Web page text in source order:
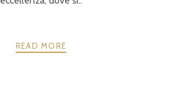
READ MORE